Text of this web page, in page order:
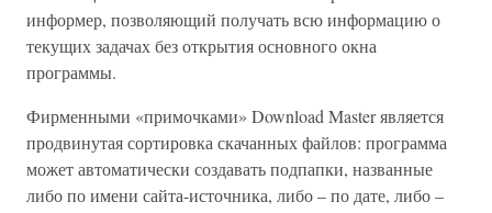
информер, позволяющий получать всю информацию о
текущих задачах без открытия основного окна
программы.
Фирменными «примочками» Download Master является
продвинутая сортировка скачанных файлов: программа
может автоматически создавать подпапки, названные
либо по имени сайта-источника, либо – по дате, либо –